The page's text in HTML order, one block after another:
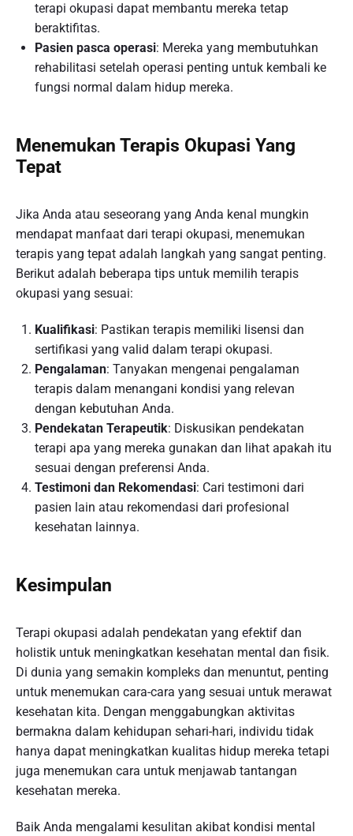
terapi okupasi dapat membantu mereka tetap
beraktifitas.
Pasien pasca operasi: Mereka yang membutuhkan
rehabilitasi setelah operasi penting untuk kembali ke
fungsi normal dalam hidup mereka.
Menemukan Terapis Okupasi Yang
Tepat
Jika Anda atau seseorang yang Anda kenal mungkin
mendapat manfaat dari terapi okupasi, menemukan
terapis yang tepat adalah langkah yang sangat penting.
Berikut adalah beberapa tips untuk memilih terapis
okupasi yang sesuai:
Kualifikasi: Pastikan terapis memiliki lisensi dan
sertifikasi yang valid dalam terapi okupasi.
Pengalaman: Tanyakan mengenai pengalaman
terapis dalam menangani kondisi yang relevan
dengan kebutuhan Anda.
Pendekatan Terapeutik: Diskusikan pendekatan
terapi apa yang mereka gunakan dan lihat apakah itu
sesuai dengan preferensi Anda.
Testimoni dan Rekomendasi: Cari testimoni dari
pasien lain atau rekomendasi dari profesional
kesehatan lainnya.
Kesimpulan
Terapi okupasi adalah pendekatan yang efektif dan
holistik untuk meningkatkan kesehatan mental dan fisik.
Di dunia yang semakin kompleks dan menuntut, penting
untuk menemukan cara-cara yang sesuai untuk merawat
kesehatan kita. Dengan menggabungkan aktivitas
bermakna dalam kehidupan sehari-hari, individu tidak
hanya dapat meningkatkan kualitas hidup mereka tetapi
juga menemukan cara untuk menjawab tantangan
kesehatan mereka.
Baik Anda mengalami kesulitan akibat kondisi mental